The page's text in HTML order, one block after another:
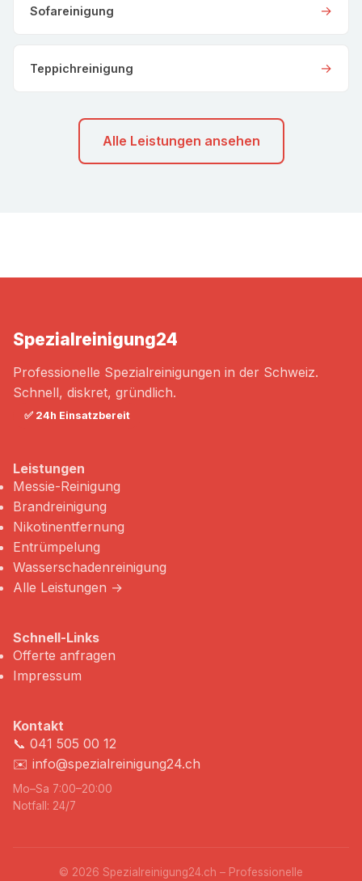
Sofareinigung →
Teppichreinigung →
Alle Leistungen ansehen
Spezialreinigung24
Professionelle Spezialreinigungen in der Schweiz.
Schnell, diskret, gründlich.
✅ 24h Einsatzbereit
Leistungen
Messie-Reinigung
Brandreinigung
Nikotinentfernung
Entrümpelung
Wasserschadenreinigung
Alle Leistungen →
Schnell-Links
Offerte anfragen
Impressum
Kontakt
📞 041 505 00 12
✉️ info@spezialreinigung24.ch
Mo–Sa 7:00–20:00
Notfall: 24/7
© 2026 Spezialreinigung24.ch – Professionelle